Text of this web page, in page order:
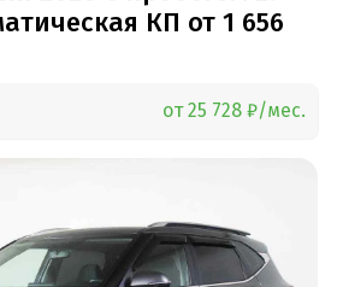
КП от 1 656
от 25 728 ₽/мес.